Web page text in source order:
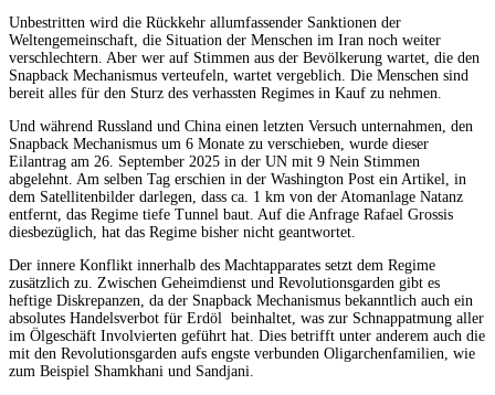
Unbestritten wird die Rückkehr allumfassender Sanktionen der
Weltengemeinschaft, die Situation der Menschen im Iran noch weiter
verschlechtern. Aber wer auf Stimmen aus der Bevölkerung wartet, die den
Snapback Mechanismus verteufeln, wartet vergeblich. Die Menschen sind
bereit alles für den Sturz des verhassten Regimes in Kauf zu nehmen.
Und während Russland und China einen letzten Versuch unternahmen, den
Snapback Mechanismus um 6 Monate zu verschieben, wurde dieser
Eilantrag am 26. September 2025 in der UN mit 9 Nein Stimmen
abgelehnt. Am selben Tag erschien in der Washington Post ein Artikel, in
dem Satellitenbilder darlegen, dass ca. 1 km von der Atomanlage Natanz
entfernt, das Regime tiefe Tunnel baut. Auf die Anfrage Rafael Grossis
diesbezüglich, hat das Regime bisher nicht geantwortet.
Der innere Konflikt innerhalb des Machtapparates setzt dem Regime
zusätzlich zu. Zwischen Geheimdienst und Revolutionsgarden gibt es
heftige Diskrepanzen, da der Snapback Mechanismus bekanntlich auch ein
absolutes Handelsverbot für Erdöl beinhaltet, was zur Schnappatmung aller
im Ölgeschäft Involvierten geführt hat. Dies betrifft unter anderem auch die
mit den Revolutionsgarden aufs engste verbunden Oligarchenfamilien, wie
zum Beispiel Shamkhani und Sandjani.